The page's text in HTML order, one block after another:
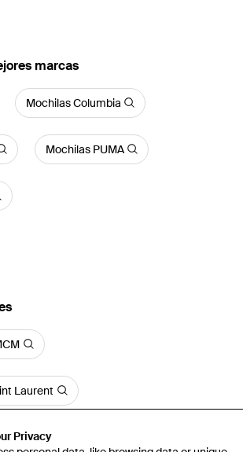
Privacy
marcas
Mochilas Columbia
Mochilas PUMA
Laurent